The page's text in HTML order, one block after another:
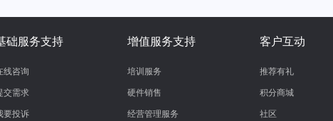
础服务支持
线咨询
交需求
要投诉
增值服务支持
培训服务
硬件销售
经营管理服务
客户互动
推荐有礼
积分商城
社区